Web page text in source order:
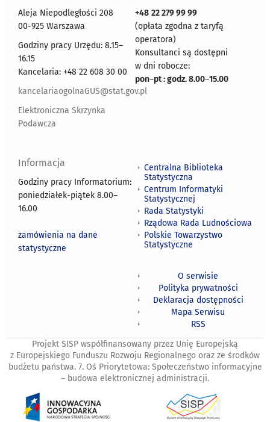
Aleja Niepodległości 208
00-925 Warszawa
Godziny pracy Urzędu: 8.15–
16.15
Kancelaria: +48 22 608 30 00
kancelariaogolnaGUS@stat.gov.pl
Elektroniczna Skrzynka
Podawcza
+48 22 279 99 99
(opłata zgodna z taryfą
operatora)
Konsultanci są dostępni
w dni robocze:
pon–pt : godz. 8.00–15.00
Informacja
Godziny pracy Informatorium:
poniedziałek-piątek 8.00–
16.00
zamówienia na dane
statystyczne
Centralna Biblioteka
Statystyczna
Centrum Informatyki
Statystycznej
Rada Statystyki
Rządowa Rada Ludnościowa
Polskie Towarzystwo
Statystyczne
O serwisie
Polityka prywatności
Deklaracja dostępności
Mapa Serwisu
RSS
Projekt SISP współfinansowany przez Unię Europejską
z Europejskiego Funduszu Rozwoju Regionalnego oraz ze środków
budżetu państwa. 7. Oś Priorytetowa: Społeczeństwo informacyjne
– budowa elektronicznej administracji.